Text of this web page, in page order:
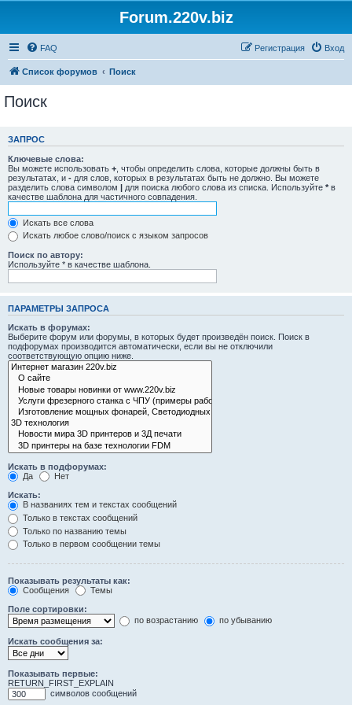
Forum.220v.biz
FAQ Вход
Регистрация
Список форумов Поиск
Поиск
ЗАПРОС
Ключевые слова:
Вы можете использовать + , чтобы определить слова, которые должны быть в
результатах, и - для слов, которых в результатах быть не должно. Вы можете
разделить слова символом | для поиска любого слова из списка. Используйте * в
качестве шаблона для частичного совпадения.
Искать все слова
Искать любое слово/поиск с языком запросов
Поиск по автору:
Используйте * в качестве шаблона.
ПАРАМЕТРЫ ЗАПРОСА
Искать в форумах:
Выберите форум или форумы, в которых будет произведён поиск. Поиск в
подфорумах производится автоматически, если вы не отключили
соответствующую опцию ниже.
Искать в подфорумах:
Да
Нет
Искать:
В названиях тем и текстах сообщений
Только в текстах сообщений
Только по названию темы
Только в первом сообщении темы
Показывать результаты как:
Сообщения
Темы
Поле сортировки:
по возрастанию
по убыванию
Искать сообщения за:
Показывать первые:
RETURN_FIRST_EXPLAIN
символов сообщений